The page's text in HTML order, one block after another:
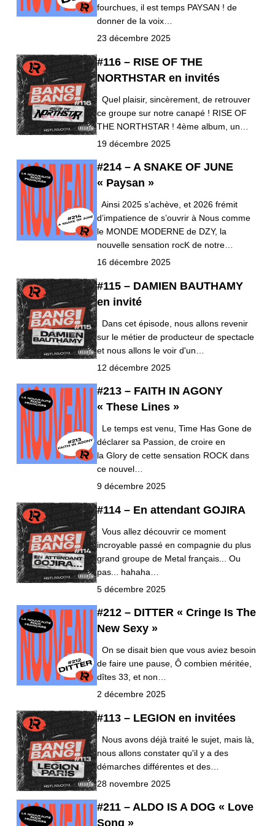
fourchues, il est temps PAYSAN ! de
donner de la voix…
23 décembre 2025
#116 – RISE OF THE
NORTHSTAR en invités
Quel plaisir, sincèrement, de retrouver
ce groupe sur notre canapé ! RISE OF
THE NORTHSTAR ! 4ème album, un…
19 décembre 2025
#214 – A SNAKE OF JUNE
« Paysan »
Ainsi 2025 s’achève, et 2026 frémit
d’impatience de s’ouvrir à Nous comme
le MONDE MODERNE de DZY, la
nouvelle sensation rocK de notre…
16 décembre 2025
#115 – DAMIEN BAUTHAMY
en invité
Dans cet épisode, nous allons revenir
sur le métier de producteur de spectacle
et nous allons le voir d'un…
12 décembre 2025
#213 – FAITH IN AGONY
« These Lines »
Le temps est venu, Time Has Gone de
déclarer sa Passion, de croire en
la Glory de cette sensation ROCK dans
ce nouvel…
9 décembre 2025
#114 – En attendant GOJIRA
Vous allez découvrir ce moment
incroyable passé en compagnie du plus
grand groupe de Metal français... Ou
pas... hahaha…
5 décembre 2025
#212 – DITTER « Cringe Is The
New Sexy »
On se disait bien que vous aviez besoin
de faire une pause, Ô combien méritée,
dîtes 33, et non…
2 décembre 2025
#113 – LEGION en invitées
Nous avons déjà traité le sujet, mais là,
nous allons constater qu'il y a des
démarches différentes et des…
28 novembre 2025
#211 – ALDO IS A DOG « Love
Song »